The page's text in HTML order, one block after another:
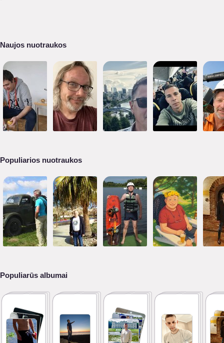
Naujos nuotraukos
Populiarios nuotraukos
Populiarūs albumai